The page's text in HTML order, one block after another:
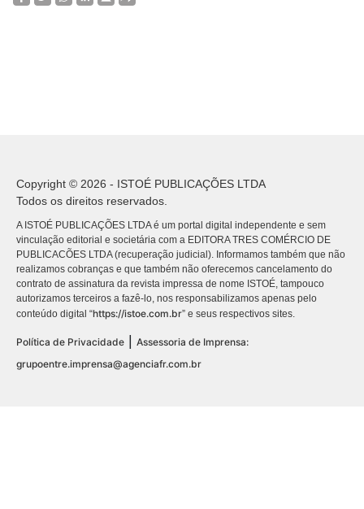
Copyright © 2026 - ISTOÉ PUBLICAÇÕES LTDA
Todos os direitos reservados.
A ISTOÉ PUBLICAÇÕES LTDA é um portal digital independente e sem
vinculação editorial e societária com a EDITORA TRES COMÉRCIO DE
PUBLICACÕES LTDA (recuperação judicial). Informamos também que não
realizamos cobranças e que também não oferecemos cancelamento do
contrato de assinatura da revista impressa de nome ISTOÉ, tampouco
autorizamos terceiros a fazê-lo, nos responsabilizamos apenas pelo
conteúdo digital “https://istoe.com.br” e seus respectivos sites.
Política de Privacidade
Assessoria de Imprensa:
grupoentre.imprensa@agenciafr.com.br